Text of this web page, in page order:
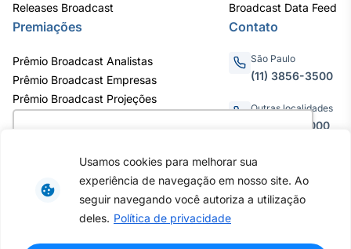
como você interage em nosso site e
personalizar conteúdo. Ao utilizar este site, você
concorda com o uso de cookies.
Saiba mais
Usamos cookies para melhorar sua
experiência de navegação em nosso site. Ao
seguir navegando você autoriza a utilização
deles. Política de privacidade
Releases Broadcast
Broadcast Data Feed
Premiações
Prêmio Broadcast Analistas
Prêmio Broadcast Empresas
Prêmio Broadcast Projeções
Contato
São Paulo
(11) 3856-3500
Outras localidades
0800.011.3000
Av. Eng. Caetano Álvares, 55 - 3º e
6º andar, Bairro do Limão, São
Paulo / SP, CEP 02598-900 -